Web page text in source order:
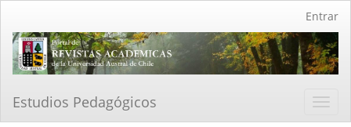
Contenido
principal
Barra
Entrar
Estudios Pedagógicos